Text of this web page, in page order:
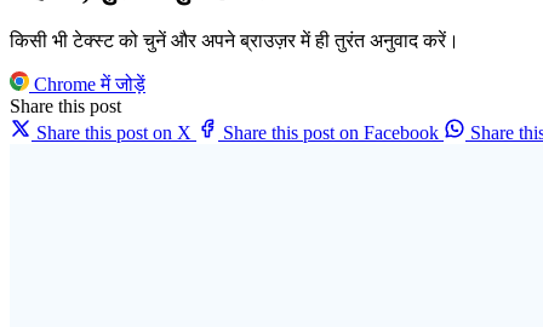
किसी भी टेक्स्ट को चुनें और अपने ब्राउज़र में ही तुरंत अनुवाद करें।
Chrome में जोड़ें
Share this post
Share this post on X
Share this post on Facebook Share